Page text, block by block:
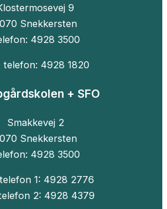
9
Snekkersten
4928 3500
telefon: 4928 1820
+ SFO
Smakkevej 2
Snekkersten
4928 3500
1: 4928 2776
2: 4928 4379